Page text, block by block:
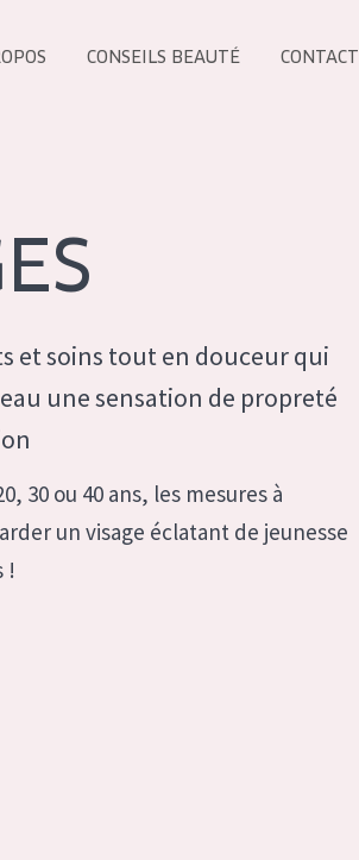
LES PRODUIT
CONSEILS BEAUTÉ CONTACT
et soins tout en douceur qui
une sensation de propreté
30 ou 40 ans, les mesures à
un visage éclatant de jeunesse
!